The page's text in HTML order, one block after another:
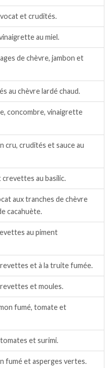
et crudités.
au miel.
de chèvre, jambon et
au chèvre lardé chaud.
concombre, vinaigrette
cru, crudités et sauce au
crevettes au basilic.
aux tranches de chèvre
cacahuète.
au piment
et à la truite fumée.
et moules.
fumé, tomate et
et surimi.
fumé et asperges vertes.